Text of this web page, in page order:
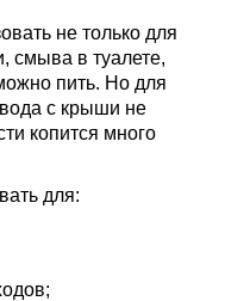
не только для
смыва в туалете,
пить. Но для
вода с крыши не
копится много
для: